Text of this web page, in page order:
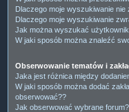
Dlaczego moje wyszukiwanie
Dlaczego moje wyszukiwanie
Jak można wyszukać
W jaki sposób można znaleźć
Obserwowanie tematów i
Jaka jest różnica między
W jaki sposób można dodać
obserwować??
Jak obserwować wybrane forum?